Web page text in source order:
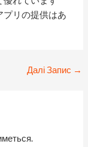
プリの提供はあ
Далі Запис →